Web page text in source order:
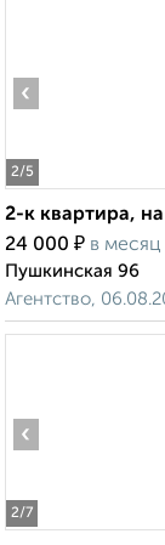
2/5
‹
2-к квартира,
24 000 ₽ в месяц
Пушкинская 96
Агентство,
2/7
‹